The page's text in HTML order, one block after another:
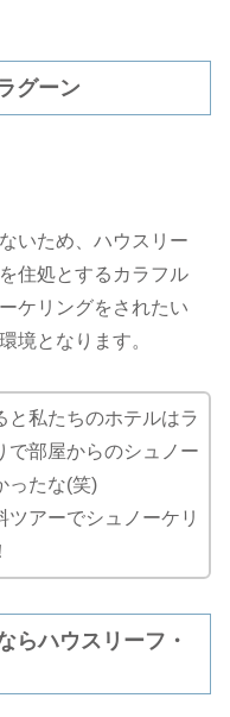
グーン
いため、ハウスリー
住処とするカラフル
ケリングをされたい
境となります。
と私たちのホテルはラ
で部屋からのシュノー
ったな(笑)
ツアーでシュノーケリ
らハウスリーフ・